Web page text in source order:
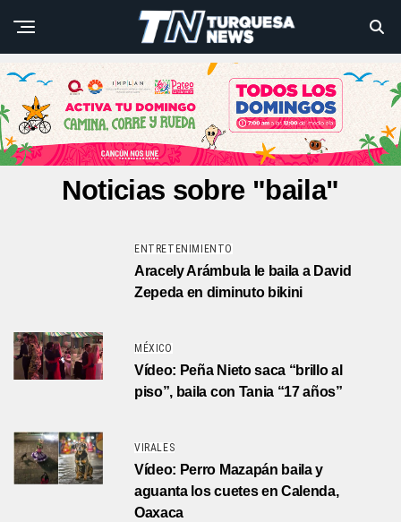
Noticias sobre "baila"
ENTRETENIMIENTO
Aracely Arámbula le baila a David
Zepeda en diminuto bikini
MÉXICO
Vídeo: Peña Nieto saca “brillo al
piso”, baila con Tania “17 años”
VIRALES
Vídeo: Perro Mazapán baila y
aguanta los cuetes en Calenda,
Oaxaca